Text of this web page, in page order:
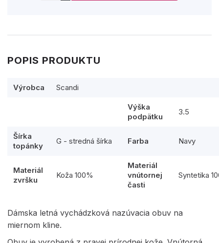
POPIS PRODUKTU
Výrobca Scandi
Výška
podpätku
3.5
Šírka
topánky
G - stredná šírka Farba Navy
Materiál
zvršku
Koža 100%
Materiál
vnútornej
časti
Syntetika
Dámska letná vychádzková nazúvacia obuv na
miernom kline.